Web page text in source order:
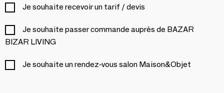
Je souhaite recevoir un tarif / devis
Je souhaite passer commande auprès de BAZAR
BIZAR LIVING
Je souhaite un rendez-vous salon Maison&Objet